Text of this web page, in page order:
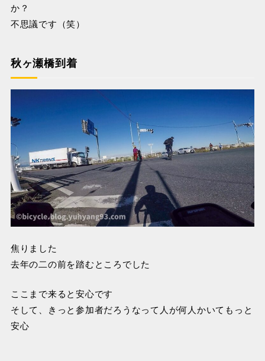
か？
不思議です（笑）
秋ヶ瀬橋到着
焦りました
去年の二の前を踏むところでした
ここまで来ると安心です
そして、きっと参加者だろうなって人が何人かいてもっと
安心